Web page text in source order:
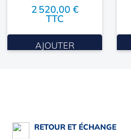
2 520,00 €
TTC
AJOUTER
RETOUR ET ÉCHANGE